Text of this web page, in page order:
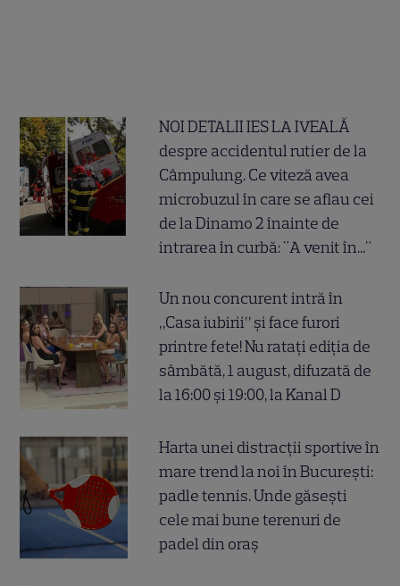
NOI DETALII IES LA IVEALĂ
despre accidentul rutier de la
Câmpulung. Ce viteză avea
microbuzul în care se aflau cei
de la Dinamo 2 înainte de
intrarea în curbă: "A venit în..."
Un nou concurent intră în
„Casa iubirii” și face furori
printre fete! Nu ratați ediția de
sâmbătă, 1 august, difuzată de
la 16:00 și 19:00, la Kanal D
Harta unei distracții sportive în
mare trend la noi în București:
padle tennis. Unde găsești
cele mai bune terenuri de
padel din oraș